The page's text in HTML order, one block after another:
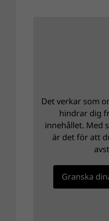
Det verkar som
hindrar dig
innehållet. Med
är det för att
Granska